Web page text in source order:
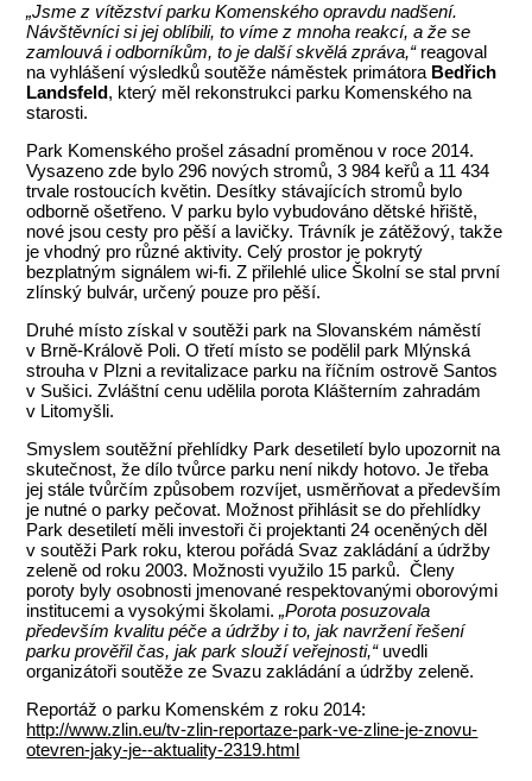
„Jsme z vítězství parku Komenského opravdu nadšení.
Návštěvníci si jej oblíbili, to víme z mnoha reakcí, a že se
zamlouvá i odborníkům, to je další skvělá zpráva,“reagoval
na vyhlášení výsledků soutěže náměstek primátora Bedřich
Landsfeld, který měl rekonstrukci parku Komenského na
starosti.
Park Komenského prošel zásadní proměnou v roce 2014.
Vysazeno zde bylo 296 nových stromů, 3 984 keřů a 11 434
trvale rostoucích květin. Desítky stávajících stromů bylo
odborně ošetřeno. V parku bylo vybudováno dětské hřiště,
nové jsou cesty pro pěší a lavičky. Trávník je zátěžový, takže
je vhodný pro různé aktivity. Celý prostor je pokrytý
bezplatným signálem wi-fi. Z přilehlé ulice Školní se stal první
zlínský bulvár, určený pouze pro pěší.
Druhé místo získal v soutěži park na Slovanském náměstí
v Brně-Králově Poli. O třetí místo se podělil park Mlýnská
strouha v Plzni a revitalizace parku na říčním ostrově Santos
v Sušici. Zvláštní cenu udělila porota Klášterním zahradám
v Litomyšli.
Smyslem soutěžní přehlídky Park desetiletí bylo upozornit na
skutečnost, že dílo tvůrce parku není nikdy hotovo. Je třeba
jej stále tvůrčím způsobem rozvíjet, usměrňovat a především
je nutné o parky pečovat. Možnost přihlásit se do přehlídky
Park desetiletí měli investoři či projektanti 24 oceněných děl
v soutěži Park roku, kterou pořádá Svaz zakládání a údržby
zeleně od roku 2003. Možnosti využilo 15 parků. Členy
poroty byly osobnosti jmenované respektovanými oborovými
institucemi a vysokými školami.„Porota posuzovala
především kvalitu péče a údržby i to, jak navržení řešení
parku prověřil čas, jak park slouží veřejnosti,“ uvedli
organizátoři soutěže ze Svazu zakládání a údržby zeleně.
Reportáž o parku Komenském z roku 2014:
http://www.zlin.eu/tv-zlin-reportaze-park-ve-zline-je-znovu-
otevren-jaky-je--aktuality-2319.html